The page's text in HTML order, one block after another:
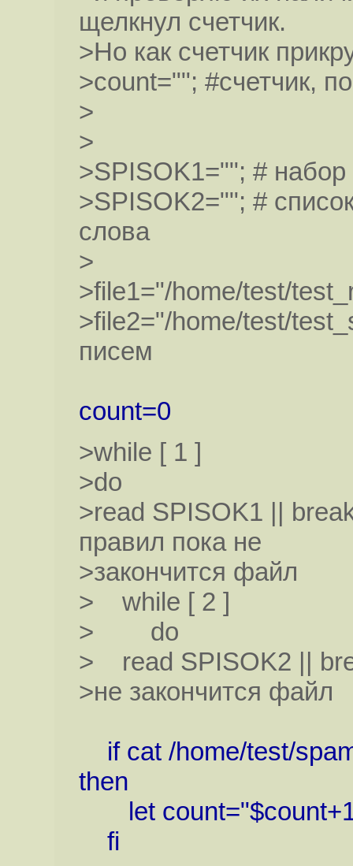
щелкнул счетчик.
>Но как счетчик
>count=""; #счетчик,
>
>
>SPISOK1=""; #
>SPISOK2=""; #
слова
>
>file1="/home/test/
>file2="/home/test/
писем
count=0
>while [ 1 ]
>do
>read SPISOK1 ||
правил пока не
>закончится файл
> while [ 2 ]
> do
> read SPISOK2 ||
>не закончится файл
if cat /home/test/
then
let
fi